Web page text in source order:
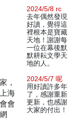
，
海
會
2024/5/8 rc
去年偶然發現
好讀，覺得這
裡根本是寶藏
天地！謝謝每
一位在幕後默
默耕耘文學天
地的人。
2024/5/7 呢
用好讀許多年
了，感謝重新
更新，也感謝
大家的付出！